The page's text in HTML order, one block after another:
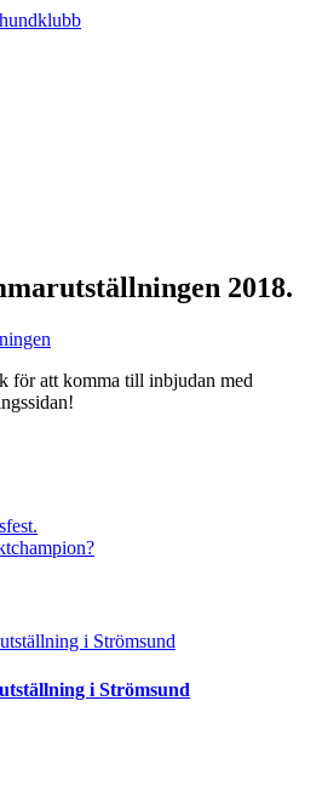
2018.
för att komma till inbjudan med
i Strömsund